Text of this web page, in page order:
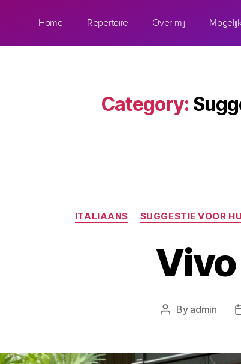
Home Repertoire Over mij
Category:
ITALIAANS SUGGESTIE VOOR
By admin